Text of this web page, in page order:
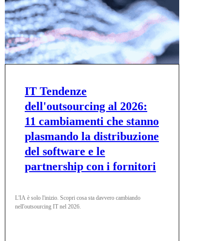
IT Tendenze
dell'outsourcing al 2026:
11 cambiamenti che stanno
plasmando la distribuzione
del software e le
partnership con i fornitori
L'IA è solo l'inizio. Scopri cosa sta davvero cambiando
nell'outsourcing IT nel 2026.